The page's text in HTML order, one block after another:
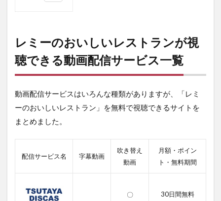
の
お
い
し
レ
ト
ラ
が
聴
る
動
レミーのおいしいレストランが視
聴できる動画配信サービス一覧
動画配信サービスはいろんな種類がありますが、「レミ
ーのおいしいレストラン」を無料で視聴できるサイトを
まとめました。
配信サービス名 字幕動画
吹き替え
動画
月額・ポイン
ト・無料期間
〇
30日間無料